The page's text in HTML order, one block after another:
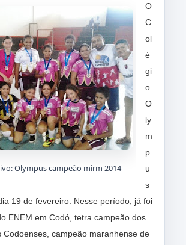
Olympus campeão mirm 2014
O
C
ol
é
gi
o
O
ly
m
p
u
s
19 de fevereiro. Nesse período, já foi
ENEM em Codó, tetra campeão dos
Codoenses, campeão maranhense de